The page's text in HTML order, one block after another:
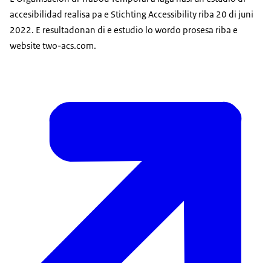
accesibilidad realisa pa e Stichting Accessibility riba 20 di juni
2022. E resultadonan di e estudio lo wordo prosesa riba e
website two-acs.com.